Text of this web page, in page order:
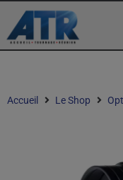
Accueil Le Shop